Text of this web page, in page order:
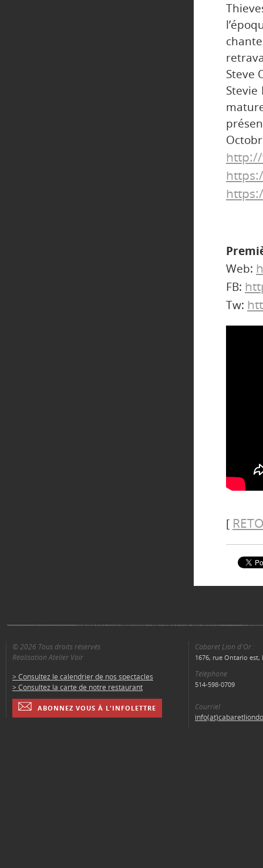
Steve
Stevie
Web:
FB:
Tw:
[
© 2026 Tous droits réservés
Réalisation Atelier Voir
> Consultez le calendrier de nos spectacles
> Consultez la carte de notre restaurant
ABONNEZ VOUS À L'INFOLETTRE
Cabaret Lion d'Or :
1676, rue Ontario est,
Téléphone
514-598-0709
Courriel